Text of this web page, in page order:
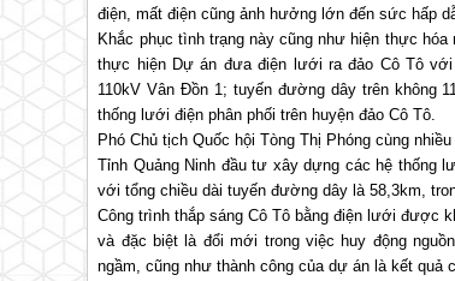
điện, mất điện cũng ảnh hưởng lớn đến sức hấp
Khắc phục tình trạng này cũng như hiện thực
thực hiện Dự án đưa điện lưới ra đảo Cô Tô
110kV Vân Đồn 1; tuyến đường dây trên không
thống lưới điện phân phối trên huyện đảo Cô Tô.
Phó Chủ tịch Quốc hội Tòng Thị Phóng cùng
Tỉnh Quảng Ninh đầu tư xây dựng các hệ thống
với tổng chiều dài tuyến đường dây là 58,3km,
Công trình thắp sáng Cô Tô bằng điện lưới được
và đặc biệt là đổi mới trong việc huy động
ngầm, cũng như thành công của dự án là kết quả